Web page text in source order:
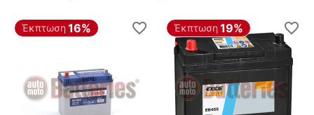
Έκπτωση 16% Έκπτωση 19%